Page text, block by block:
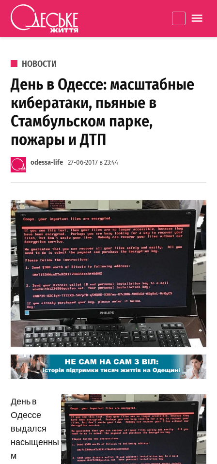
Перейти к содержанию
життя
ОПУБЛИКОВАНО В
НОВОСТИ
День в Одессе: масштабные
кибератаки, пьяные в
Стамбульском парке,
пожары и ДТП
odessa-life 27-06-2017 в 23:44
День в
Одессе
выдался
насыщенны
м